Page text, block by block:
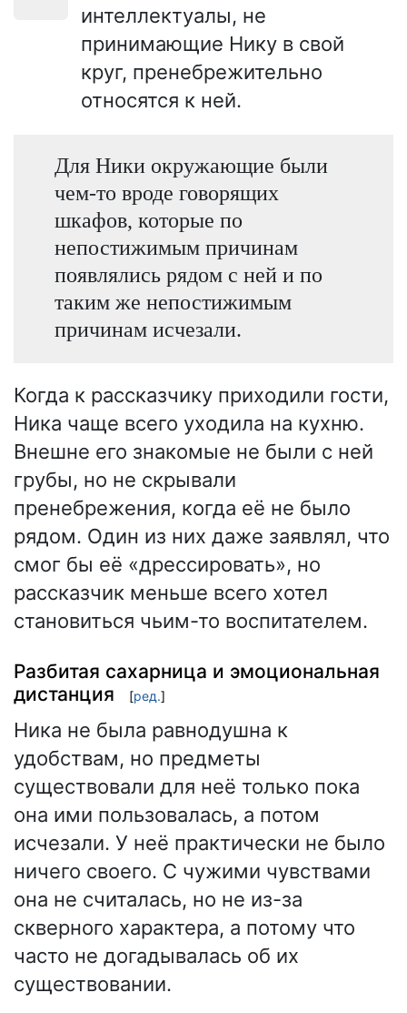
интеллектуалы, не
принимающие Нику в свой
круг, пренебрежительно
относятся к ней.
Для Ники окружающие были
чем-то вроде говорящих
шкафов, которые по
непостижимым причинам
появлялись рядом с ней и по
таким же непостижимым
причинам исчезали.
Когда к рассказчику приходили гости,
Ника чаще всего уходила на кухню.
Внешне его знакомые не были с ней
грубы, но не скрывали
пренебрежения, когда её не было
рядом. Один из них даже заявлял, что
смог бы её «дрессировать», но
рассказчик меньше всего хотел
становиться чьим-то воспитателем.
Разбитая сахарница и эмоциональная
дистанция
[ред.]
Ника не была равнодушна к
удобствам, но предметы
существовали для неё только пока
она ими пользовалась, а потом
исчезали. У неё практически не было
ничего своего. С чужими чувствами
она не считалась, но не из-за
скверного характера, а потому что
часто не догадывалась об их
существовании.